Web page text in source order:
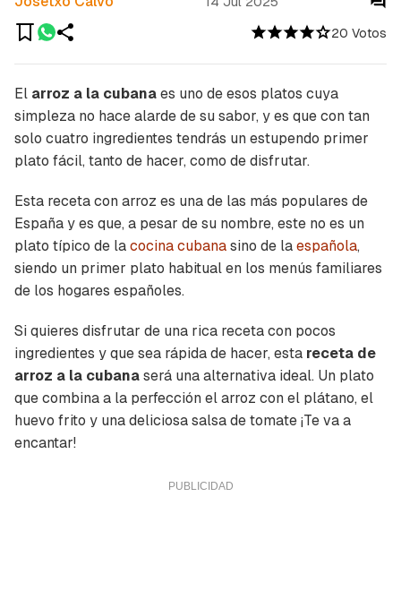
20 Votos
El arroz a la cubanaes uno de esos platos cuya
simpleza no hace alarde de su sabor, y es que con tan
solo cuatro ingredientes tendrás un estupendo primer
plato fácil, tanto de hacer, como de disfrutar.
Esta receta con arroz es una de las más populares de
España y es que, a pesar de su nombre, este no es un
plato típico de lacocina cubanasino de laespañola,
siendo un primer plato habitual en los menús familiares
de los hogares españoles.
Si quieres disfrutar de una rica receta con pocos
ingredientes y que sea rápida de hacer, esta receta de
arroz a la cubanaserá una alternativa ideal. Un plato
que combina a la perfección el arroz con el plátano, el
huevo frito y una deliciosa salsa de tomate ¡Te va a
encantar!